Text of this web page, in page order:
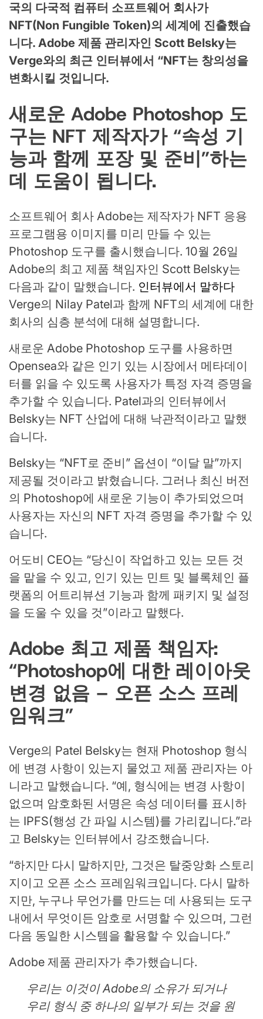
국의 다국적 컴퓨터 소프트웨어 회사가
NFT(Non Fungible Token)의 세계에 진출했습
니다. Adobe 제품 관리자인 Scott Belsky는
Verge와의 최근 인터뷰에서 “NFT는 창의성을
변화시킬 것입니다.
새로운 Adobe Photoshop 도
구는 NFT 제작자가 “속성 기
능과 함께 포장 및 준비”하는
데 도움이 됩니다.
소프트웨어 회사 Adobe는 제작자가 NFT 응용
프로그램용 이미지를 미리 만들 수 있는
Photoshop 도구를 출시했습니다. 10월 26일
Adobe의 최고 제품 책임자인 Scott Belsky는
다음과 같이 말했습니다. 인터뷰에서 말하다
Verge의 Nilay Patel과 함께 NFT의 세계에 대한
회사의 심층 분석에 대해 설명합니다.
새로운 Adobe Photoshop 도구를 사용하면
Opensea와 같은 인기 있는 시장에서 메타데이
터를 읽을 수 있도록 사용자가 특정 자격 증명을
추가할 수 있습니다. Patel과의 인터뷰에서
Belsky는 NFT 산업에 대해 낙관적이라고 말했
습니다.
Belsky는 “NFT로 준비” 옵션이 “이달 말”까지
제공될 것이라고 밝혔습니다. 그러나 최신 버전
의 Photoshop에 새로운 기능이 추가되었으며
사용자는 자신의 NFT 자격 증명을 추가할 수 있
습니다.
어도비 CEO는 “당신이 작업하고 있는 모든 것
을 맡을 수 있고, 인기 있는 민트 및 블록체인 플
랫폼의 어트리뷰션 기능과 함께 패키지 및 설정
을 도울 수 있을 것”이라고 말했다.
Adobe 최고 제품 책임자:
“Photoshop에 대한 레이아웃
변경 없음 – 오픈 소스 프레
임워크”
Verge의 Patel Belsky는 현재 Photoshop 형식
에 변경 사항이 있는지 물었고 제품 관리자는 아
니라고 말했습니다. “예, 형식에는 변경 사항이
없으며 암호화된 서명은 속성 데이터를 표시하
는 IPFS(행성 간 파일 시스템)를 가리킵니다.”라
고 Belsky는 인터뷰에서 강조했습니다.
“하지만 다시 말하지만, 그것은 탈중앙화 스토리
지이고 오픈 소스 프레임워크입니다. 다시 말하
지만, 누구나 무언가를 만드는 데 사용되는 도구
내에서 무엇이든 암호로 서명할 수 있으며, 그런
다음 동일한 시스템을 활용할 수 있습니다.”
Adobe 제품 관리자가 추가했습니다.
우리는 이것이 Adobe의 소유가 되거나
우리 형식 중 하나의 일부가 되는 것을 원